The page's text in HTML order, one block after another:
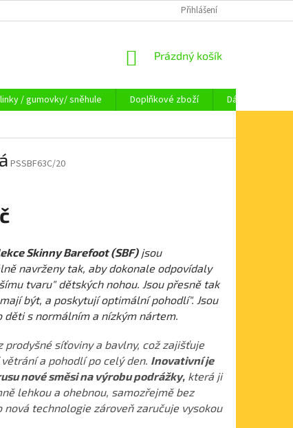
OD SMLOUVY KAMENNÁ PRODEJNA
Přihlášení
NÁKUPNÍ
Prázdný košík
/ gumovky/ sněhule Doplňkové zboží
Dárkové
PSSBF63C/20
Skinny Barefoot (SBF)jsou
navrženy tak, aby dokonale odpovídaly
tvaru" dětských nohou. Jsou přesně tak
být, a poskytují optimální pohodlí". Jsou
děti s normálním a nízkým nártem.
prodyšné síťoviny a bavlny, což zajišťuje
a pohodlí po celý den. Inovativní je
nové směsi na výrobu podrážky,která ji
lehkou a ohebnou, samozřejmě bez
nová technologie zároveň zaručuje vysokou